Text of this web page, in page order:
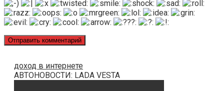
доход в интернете
АВТОНОВОСТИ: LADA VESTA